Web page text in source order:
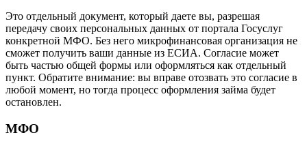
Это отдельный документ, который даете вы, разрешая
передачу своих персональных данных от портала Госуслуг
конкретной МФО. Без него микрофинансовая организация не
сможет получить ваши данные из ЕСИА. Согласие может
быть частью общей формы или оформляться как отдельный
пункт. Обратите внимание: вы вправе отозвать это согласие в
любой момент, но тогда процесс оформления займа будет
остановлен.
МФО